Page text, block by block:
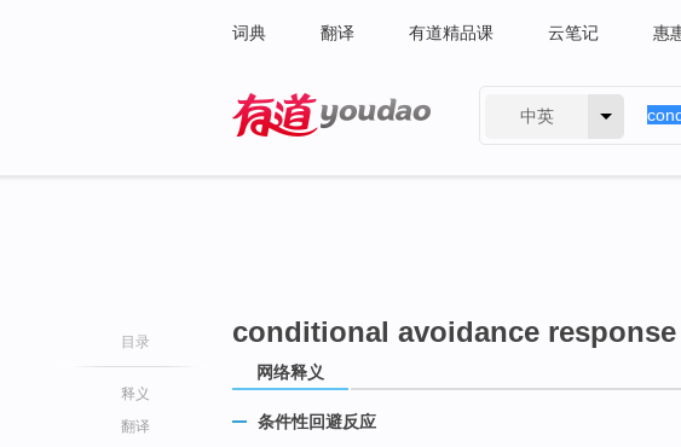
词典 翻译 有道精品课 云笔记 惠
中英
目录
释义
翻译
conditional avoidance response
网络释义
条件性回避反应